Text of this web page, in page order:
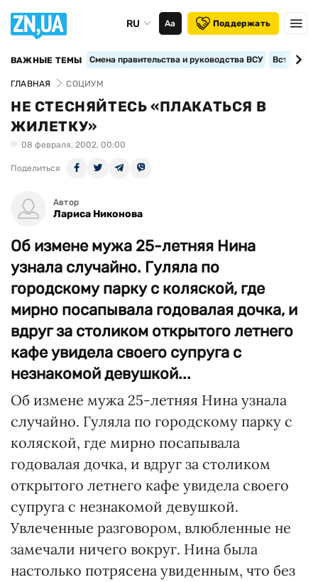
RU Аа Поддержать
ВАЖНЫЕ ТЕМЫ Смена правительства и руководства ВСУ
ГЛАВНАЯ СОЦИУМ
НЕ СТЕСНЯЙТЕСЬ «ПЛАКАТЬСЯ В
ЖИЛЕТКУ»
08 февраля, 2002, 00:00
Поделиться
Автор
Лариса Никонова
Об измене мужа 25-летняя Нина
узнала случайно. Гуляла по
городскому парку с коляской, где
мирно посапывала годовалая дочка, и
вдруг за столиком открытого летнего
кафе увидела своего супруга с
незнакомой девушкой...
Об измене мужа 25-летняя Нина узнала
случайно. Гуляла по городскому парку с
коляской, где мирно посапывала
годовалая дочка, и вдруг за столиком
открытого летнего кафе увидела своего
супруга с незнакомой девушкой.
Увлеченные разговором, влюбленные не
замечали ничего вокруг. Нина была
настолько потрясена увиденным, что без